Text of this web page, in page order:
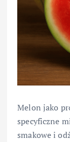
Melon jako
specyficzne
smakowe i